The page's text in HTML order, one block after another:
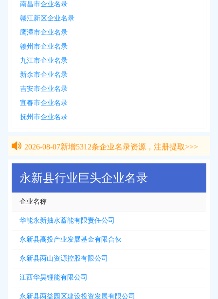
南昌市企业名录
赣江新区企业名录
鹰潭市企业名录
赣州市企业名录
九江市企业名录
新余市企业名录
吉安市企业名录
宜春市企业名录
抚州市企业名录
永新县行业巨头企业名录
企业名称
华能永新抽水蓄能有限责任公司
永新县高投产业发展基金有限合伙
永新县两山资源控股有限公司
江西华昊锂能有限公司
永新县两益园区建设投资发展有限公司